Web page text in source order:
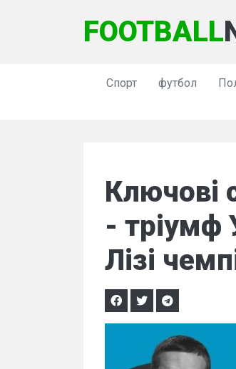
FOOTBALL
Спорт футбол
Ключові
- тріумф
Лізі